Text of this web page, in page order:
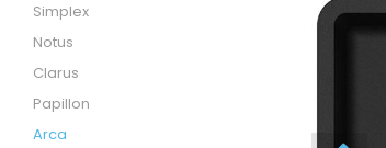
Simplex
Notus
Clarus
Papillon
Arca